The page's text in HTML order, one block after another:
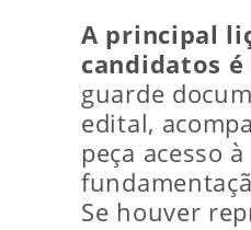
A principal
candidatos
guarde
edital,
peça acesso à
Se houver